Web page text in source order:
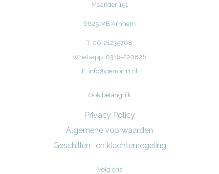
Meander 151
6825 MB Arnhem
T: 06-21235768
Whatsapp: 0316-220826
E: info@perron11.nl
Ook belangrijk
Privacy Policy
Algemene voorwaarden
Geschillen- en klachtenregeling
Volg ons